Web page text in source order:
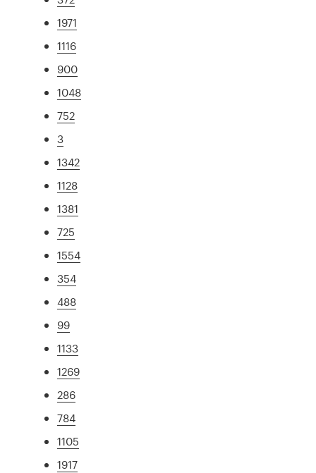
1971
1116
900
1048
752
3
1342
1128
1381
725
1554
354
488
99
1133
1269
286
784
1105
1917